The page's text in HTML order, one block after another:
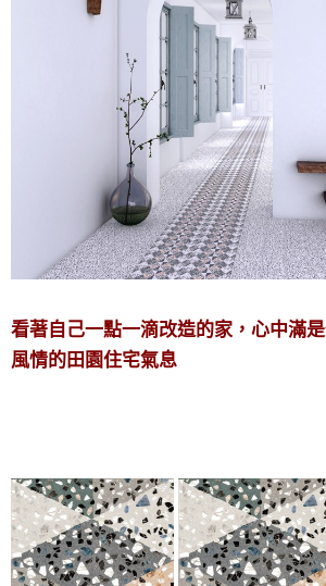
看著自己一點一滴改造的家，心中滿
風情的田園住宅氣息